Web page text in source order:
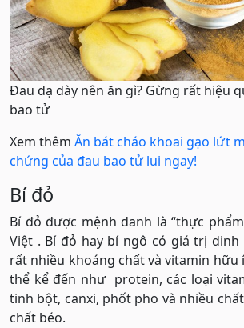
Đau dạ dày nên ăn gì? Gừng rất hiệu
bao tử
Xem thêm Ăn bát cháo khoai gạo lứt
chứng của đau bao tử lui ngay!
Bí đỏ
Bí đỏ được mệnh danh là “thực
Việt . Bí đỏ hay bí ngô có giá trị dinh
rất nhiều khoáng chất và vitamin hữu
thể kể đến như protein, các loại
tinh bột, canxi, phốt pho và nhiều
chất béo.